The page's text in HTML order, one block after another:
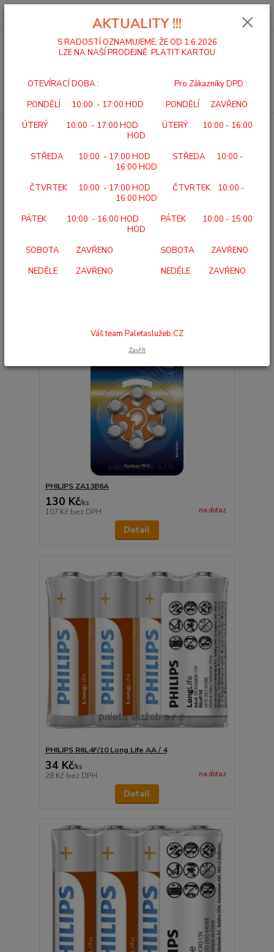
0,00 Kč
Úvod BATERIE
BATERIE
Upřesnit parametry
Nejnovější Nejlevnější Nejdražší
Zobrazuji 1-12 z 40
strana další
PHILIPS ZA13B6A
130 Kč/ks
107 Kč bez DPH na dotaz
Detail
PHILIPS R6L4F/10 Long Life AA / 4
34 Kč/ks
28 Kč bez DPH na dotaz
Detail
AKTUALITY !!!
S RADOSTÍ OZNAMUJEME, ŽE OD 1.6.2026
LZE NA NAŠÍ PRODEJNĚ PLATIT KARTOU
OTEVÍRACÍ DOBA : Pro Zákazníky DPD :
PONDĚLÍ 10:00 - 17:00 HOD PONDĚLÍ ZAVŘENO
ÚTERÝ 10:00 - 17:00 HOD ÚTERÝ 10:00 - 16:00
HOD
STŘEDA 10:00 - 17:00 HOD STŘEDA 10:00 -
16:00 HOD
ČTVRTEK 10:00 - 17:00 HOD ČTVRTEK 10:00 -
16:00 HOD
PÁTEK 10:00 - 16:00 HOD PÁTEK 10:00 - 15:00
HOD
SOBOTA ZAVŘENO SOBOTA ZAVŘENO
NEDĚLE ZAVŘENO NEDĚLE ZAVŘENO
Váš team Paletaslužeb.CZ
Zavřít